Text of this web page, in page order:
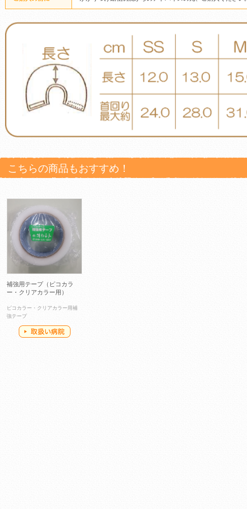
こちらの商品もおすすめ！
補強用テープ（ピコカラ
ー・クリアカラー用）
ピコカラー・クリアカラー用補
強テープ